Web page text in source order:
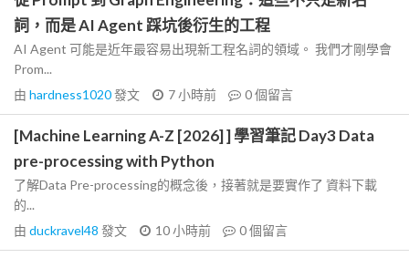
詞，而是 AI Agent 踩坑後衍生的工程
AI Agent 可能是近年最容易出現新工程名詞的領域。 我們才剛學會
Prom...
由 hardness1020發文 7 小時前 0個留言
[Machine Learning A-Z [2026] ] 學習筆記 Day3 Data
pre-processing with Python
了解Data Pre-processing的概念後，接著就是要實作了 資料下載
的...
由 duckravel48 發文 10 小時前 0個留言